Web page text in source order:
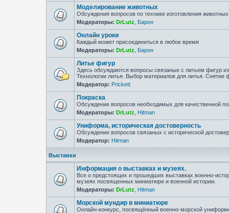
Моделирование животных
Обсуждения вопросов по технике изготовления
Модераторы: DrLutz Барон
Онлайн уроки
Каждый может присоединиться в любое время
Модераторы: DrLutz Барон
Литье фигур
Здесь обсуждаются вопросы связаные с литьем фигур
Технологии литья. Выбор материалов для литья. Снятие
Модератор: Prickett
Покраска
Обсуждение вопросов необходимых для качественной
Модераторы: DrLutz Hitman
Униформа, историческая достоверность
Обсуждение вопросов связаных с исторической
Модератор: Hitman
Выставки
Информация о выставках и музеях.
Все о предстоящих и прошедших выставках военно-
музеях посвященных миниатюре и военной истории.
Модераторы: DrLutz Hitman
Морской мундир в миниатюре
Онлайн-конкурс, посвящённый военно-морской